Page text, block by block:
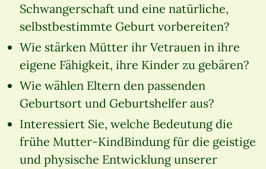
Schwangerschaft und eine natürliche,
selbstbestimmte Geburt vorbereiten?
Wie stärken Mütter ihr Vetrauen in ihre
eigene Fähigkeit, ihre Kinder zu gebären?
Wie wählen Eltern den passenden
Geburtsort und Geburtshelfer aus?
Interessiert Sie, welche Bedeutung die
frühe Mutter-KindBindung für die geistige
und physische Entwicklung unserer